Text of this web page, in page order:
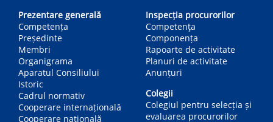
navigation
Prezentare generală
Competența
Președinte
Membri
Organigrama
Aparatul Consiliului
Istoric
Cadrul normativ
Cooperare internațională
Cooperare națională
Inspecția procurorilor
Competenţa
Componența
Rapoarte de activitate
Planuri de activitate
Anunțuri
Colegii
Colegiul pentru selecția și
evaluarea procurorilor